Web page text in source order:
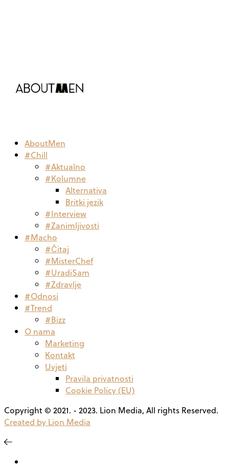
AboutMen
#Chill
#Aktualno
#Kolumne
Alternativa
Britki jezik
#Interview
#Zanimljivosti
#Macho
#Čitaj
#MisterChef
#UradiSam
#Zdravlje
#Odnosi
#Trend
#Bizz
O nama
Marketing
Kontakt
Uvjeti
Pravila privatnosti
Cookie Policy (EU)
Copyright © 2021. - 2023. Lion Media, All rights Reserved.
Created by Lion Media